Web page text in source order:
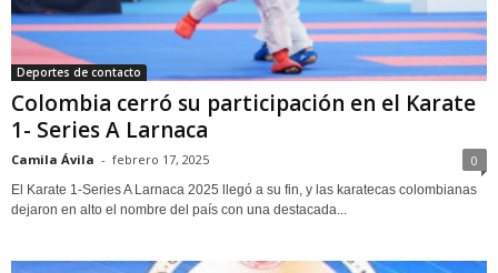
Deportes de contacto
Colombia cerró su participación en el Karate
1- Series A Larnaca
Camila Ávila - febrero 17, 2025 0
El Karate 1-Series A Larnaca 2025 llegó a su fin, y las karatecas colombianas
dejaron en alto el nombre del país con una destacada...